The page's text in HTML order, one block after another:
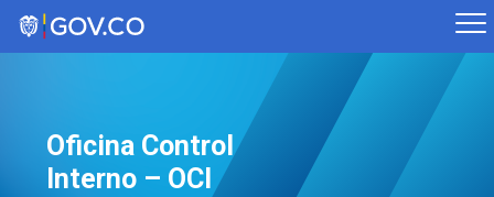
Saltar
Oficina Control
Interno – OCI